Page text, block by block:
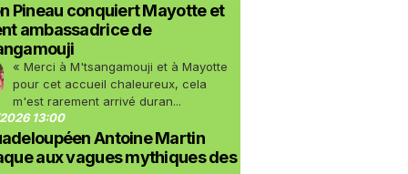
Pineau conquiert Mayotte et
ambassadrice de
« Merci à M'tsangamouji et à Mayotte
pour cet accueil chaleureux, cela
m'est rarement arrivé duran...
13:00
Antoine Martin
aux vagues mythiques des